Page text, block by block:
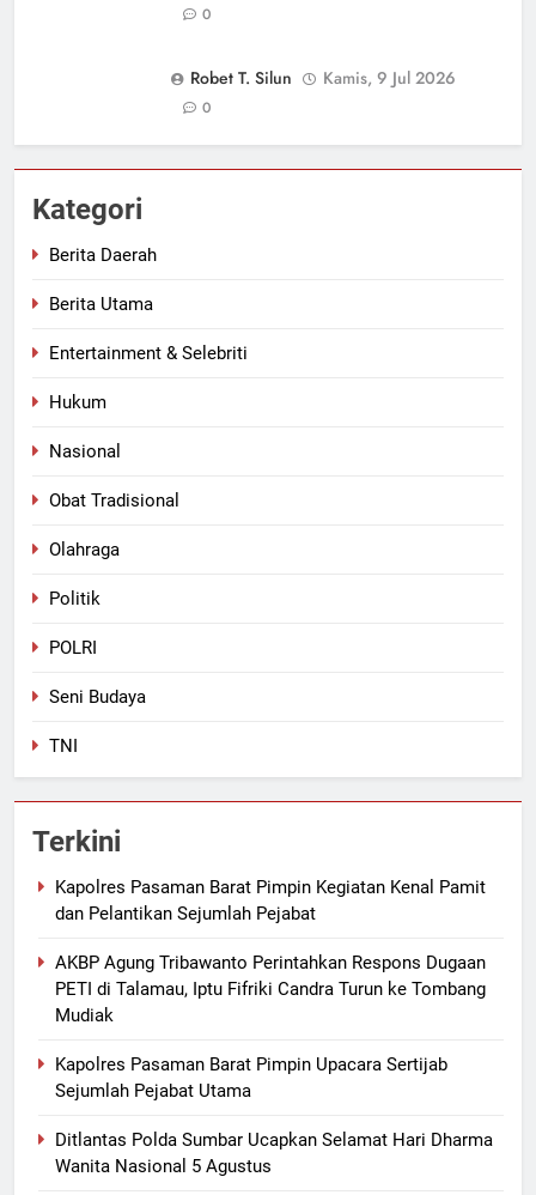
0
Robet T. Silun Kamis, 9 Jul 2026
0
Kategori
Berita Daerah
Berita Utama
Entertainment & Selebriti
Hukum
Nasional
Obat Tradisional
Olahraga
Politik
POLRI
Seni Budaya
TNI
Terkini
Kapolres Pasaman Barat Pimpin Kegiatan Kenal Pamit
dan Pelantikan Sejumlah Pejabat
AKBP Agung Tribawanto Perintahkan Respons Dugaan
PETI di Talamau, Iptu Fifriki Candra Turun ke Tombang
Mudiak
Kapolres Pasaman Barat Pimpin Upacara Sertijab
Sejumlah Pejabat Utama
Ditlantas Polda Sumbar Ucapkan Selamat Hari Dharma
Wanita Nasional 5 Agustus